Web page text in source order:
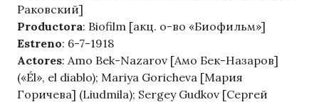
Раковский]
Productora: Biofilm [акц. о-во «Биофильм»]
Estreno: 6-7-1918
Actores: Amo Bek-Nazarov [Амо Бек-Назаров]
(«Él», el diablo); Mariya Goricheva [Мария
Горичева] (Liudmila); Sergey Gudkov [Сергей